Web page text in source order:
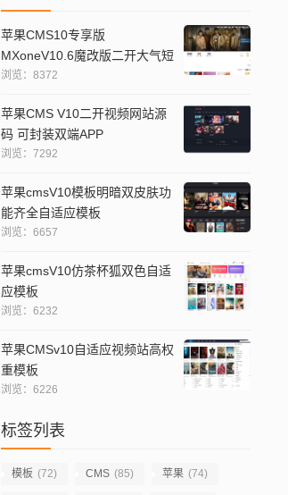
苹果CMS10专享版
MXoneV10.6魔改版二开大气短
视模板
浏览：8372
苹果CMS V10二开视频网站源
码 可封装双端APP
浏览：7292
苹果cmsV10模板明暗双皮肤功
能齐全自适应模板
浏览：6657
苹果cmsV10仿茶杯狐双色自适
应模板
浏览：6232
苹果CMSv10自适应视频站高权
重模板
浏览：6226
标签列表
模板 (72) CMS (85) 苹果 (74)